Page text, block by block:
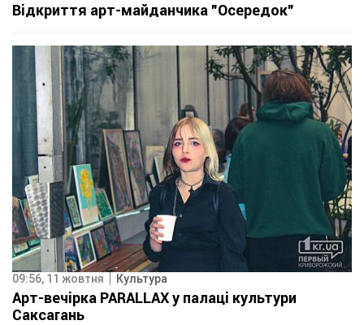
Відкриття арт-майданчика "Осередок"
09:56, 11 жовтня Культура
Арт-вечірка PARALLAX у палаці культури
Саксагань